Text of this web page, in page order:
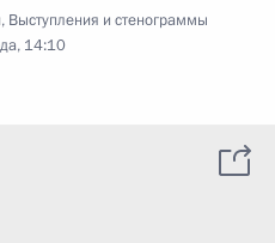
, Выступления и стенограммы
14:10